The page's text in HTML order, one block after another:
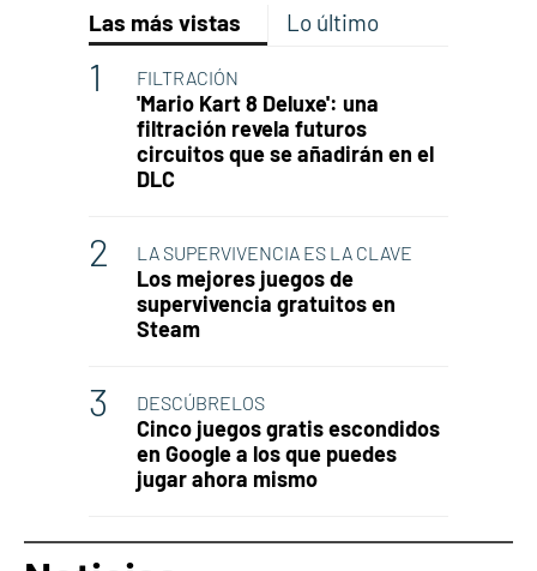
Las más vistas Lo último
FILTRACIÓN
'Mario Kart 8 Deluxe': una
filtración revela futuros
circuitos que se añadirán en el
DLC
LA SUPERVIVENCIA ES LA CLAVE
Los mejores juegos de
supervivencia gratuitos en
Steam
DESCÚBRELOS
Cinco juegos gratis escondidos
en Google a los que puedes
jugar ahora mismo